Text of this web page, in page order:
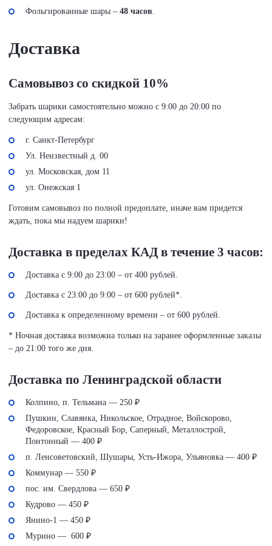
Фольгированные шары – 48 часов
Доставка
Самовывоз со скидкой 10%
Забрать шарики самостоятельно можно с 9:00 до 20:00 по
следующим адресам:
г. Санкт-Петербург
Ул. Неизвестный д. 00
ул. Московская, дом 11
ул. Онежская 1
Готовим самовывоз по полной предоплате, иначе вам придется
ждать, пока мы надуем шарики!
Доставка в пределах КАД в течение 3 часов:
Доставка с 9:00 до 23:00 – от 400 рублей.
Доставка с 23:00 до 9:00 – от 600 рублей*.
Доставка к определенному времени – от 600 рублей.
* Ночная доставка возможна только на заранее оформленные заказы
– до 21:00 того же дня.
Доставка по Ленинградской области
Колпино, п. Тельмана — 250 ₽
Пушкин, Славянка, Никольское, Отрадное, Войскорово,
Федоровское, Красный Бор, Саперный, Металлострой,
Понтонный — 400 ₽
п. Ленсоветовский, Шушары, Усть-Ижора, Ульяновка — 400 ₽
Коммунар — 550 ₽
пос. им. Свердлова — 650 ₽
Кудрово — 450 ₽
Янино-1 — 450 ₽
Мурино — 600 ₽